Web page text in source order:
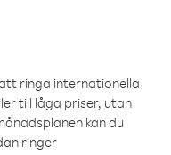
ringa internationella
till låga priser, utan
kan du
ringer